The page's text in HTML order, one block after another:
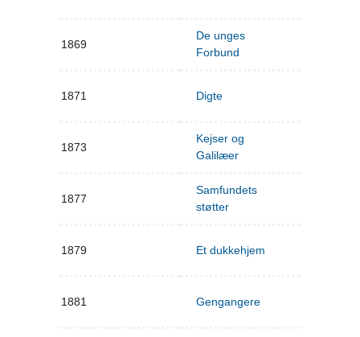
1869
De unges
Forbund
1871 Digte
1873
Kejser og
Galilæer
1877
Samfundets
støtter
1879 Et dukkehjem
1881 Gengangere